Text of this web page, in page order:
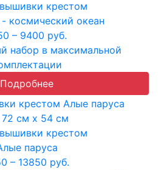
крестом
космический океан
– 9400 руб.
набор в максимальной
Подробнее
72 см х 54 см
крестом
паруса
– 13850 руб.